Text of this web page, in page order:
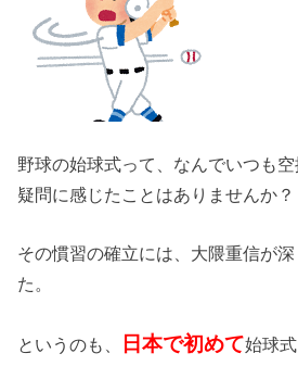
野球の始球式って、なんでいつも
疑問に感じたことはありませんか？
その慣習の確立には、大隈重信が
た。
というのも、 日本で初めて始球